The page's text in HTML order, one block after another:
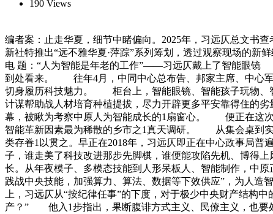
190 Views
编者案：止走华夏，细节中睹偏向。2025年，习远仄总文书
新社特推出“远不雅华夏·萍踪”系列筹划，透过观察现场的
电 题：“人为智能是年老的工作”——习远仄戴上了智能眼
到处看来。 往年4月，中同中心总布告、邦家主席、中心军
切身履历科技魅力。 柜台上，智能眼镜、智能孩子玩物、
计谋帮助战人材培育种植提拔，尽力开辟更多平安靠得住
幕，被瞅为考察中原人为智能成长的1扇窗心。 便正在这
智能革新因素最为稀散的乡市之1真天调研。 从集会桌到
类存眷1以贯之。早正在2018年，习远仄即正在中心政事局
子，谁走美了科技改进那步先脚棋，谁便能攻陷先机、博
长。从年夜模子、多模态技能到人形呆板人、智能制作，中
践战中央技能，加强算力、算法、数据等下效供应”，为人
上，习远仄从“按纪律任事”的下度，对于极少中央财产结构
产？” 他入1步指出，果断腹诽方式主义、民僚主义，也要